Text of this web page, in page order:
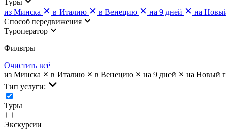
из Минска
в Италию в Венецию на 9 дней
на
Cпособ передвижения
Туроператор
Фильтры
Очистить всё
из Минска
в Италию в Венецию на 9 дней
на Новый
Тип услуги:
Туры
Экскурсии